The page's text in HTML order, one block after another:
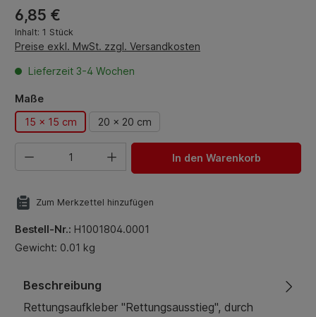
Regulärer Preis:
6,85 €
Inhalt: 1 Stück
Preise exkl. MwSt. zzgl. Versandkosten
Lieferzeit 3-4 Wochen
Maßeauswählen
15 x 15 cm
20 x 20 cm
Produkt Anzahl: Gib den gewünschten Wert ein oder
In den Warenkorb
Zum Merkzettel hinzufügen
Bestell-Nr.: H1001804.0001
Gewicht: 0.01 kg
Beschreibung
Rettungsaufkleber "Rettungsausstieg", durch